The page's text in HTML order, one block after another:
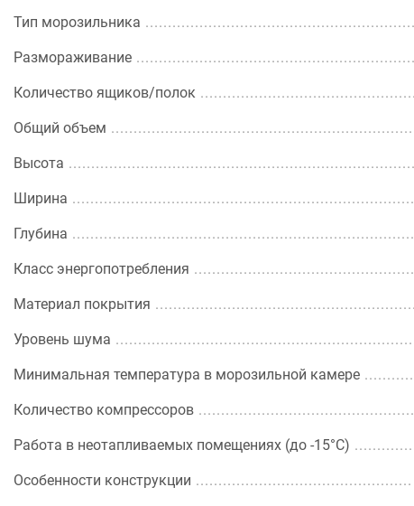
Тип морозильника
Размораживание
Количество ящиков/полок
Общий объем
Высота
Ширина
Глубина
Класс энергопотребления
Материал покрытия
Уровень шума
Минимальная температура в морозильной камере
Количество компрессоров
Работа в неотапливаемых помещениях (до -15°С)
Особенности конструкции